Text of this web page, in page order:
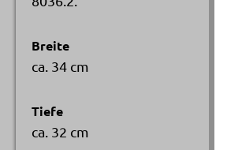
Breite
ca. 34 cm
Tiefe
ca. 32 cm